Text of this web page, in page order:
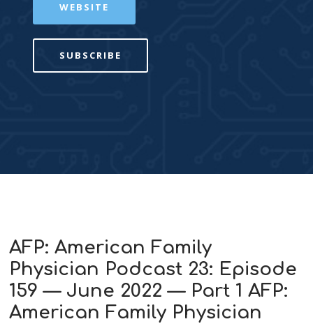
WEBSITE
SUBSCRIBE
AFP: American Family
Physician Podcast 23: Episode
159 — June 2022 — Part 1 AFP:
American Family Physician